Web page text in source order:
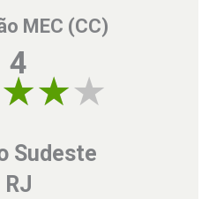
MEC (CC)
4
Sudeste
RJ